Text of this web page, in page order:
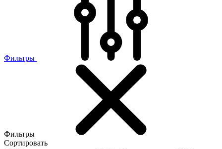
Фильтры
Фильтры
Сортировать